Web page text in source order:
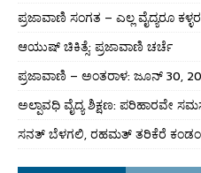
ಪ್ರಜಾವಾಣಿ ಸಂಗತ – ಎಲ್ಲ ವೈದ್ಯರೂ
ಆಯುಷ್ ಚಿಕಿತ್ಸೆ: ಪ್ರಜಾವಾಣಿ ಚರ್ಚೆ
ಪ್ರಜಾವಾಣಿ – ಅಂತರಾಳ: ಜೂನ್ 30,
ಅಲ್ಪಾವಧಿ ವೈದ್ಯ ಶಿಕ್ಷಣ: ಪರಿಹಾರವೇ
ಸನತ್ ಬೆಳಗಲಿ, ರಹಮತ್ ತರಿಕೆರೆ